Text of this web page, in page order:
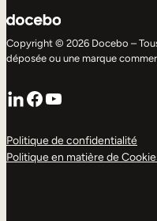
Copyright © 2026 Docebo –
déposée ou une marque
LinkedIn
Facebook
YouTube
Politique de confidentialité
Politique en matière de